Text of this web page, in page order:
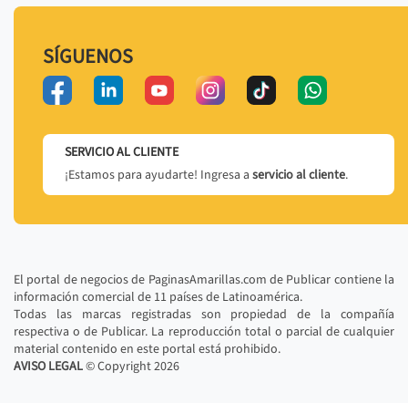
SÍGUENOS
SERVICIO AL CLIENTE
¡Estamos para ayudarte! Ingresa a servicio al cliente.
El portal de negocios de PaginasAmarillas.com de Publicar contiene la
información comercial de 11 países de Latinoamérica.
Todas las marcas registradas son propiedad de la compañía
respectiva o de Publicar. La reproducción total o parcial de cualquier
material contenido en este portal está prohibido.
AVISO LEGAL© Copyright2026